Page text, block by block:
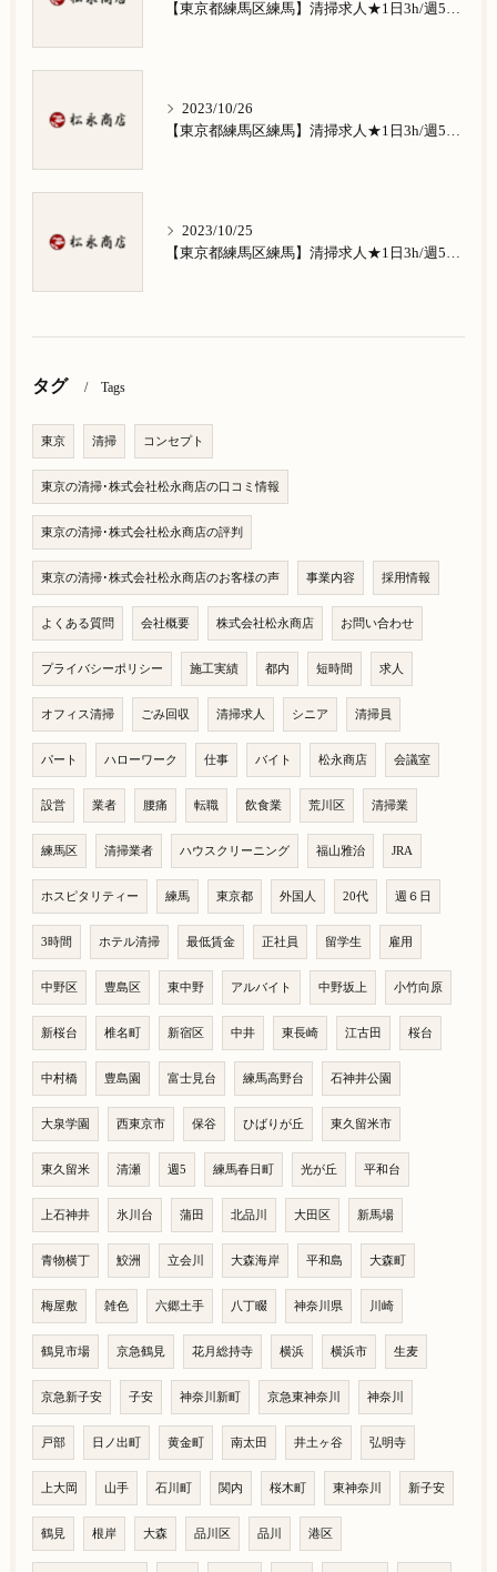
【東京都練馬区練馬】清掃求人★1日3h/週5日/祝日お休み★谷原在住の方歓迎
2023/10/26
【東京都練馬区練馬】清掃求人★1日3h/週5日/祝日お休み★南田中在住の方歓迎
2023/10/25
【東京都練馬区練馬】清掃求人★1日3h/週5日/祝日お休み★南大泉在住の方歓迎
タグ Tags
東京 清掃 コンセプト
東京の清掃･株式会社松永商店の口コミ情報
東京の清掃･株式会社松永商店の評判
東京の清掃･株式会社松永商店のお客様の声 事業内容 採用情報
よくある質問 会社概要 株式会社松永商店 お問い合わせ
プライバシーポリシー 施工実績 都内 短時間 求人
オフィス清掃 ごみ回収 清掃求人 シニア 清掃員
パート ハローワーク 仕事 バイト 松永商店 会議室
設営 業者 腰痛 転職 飲食業 荒川区 清掃業
練馬区 清掃業者 ハウスクリーニング 福山雅治 JRA
ホスピタリティー 練馬 東京都 外国人 20代 週６日
3時間 ホテル清掃 最低賃金 正社員 留学生 雇用
中野区 豊島区 東中野 アルバイト 中野坂上 小竹向原
新桜台 椎名町 新宿区 中井 東長崎 江古田 桜台
中村橋 豊島園 富士見台 練馬高野台 石神井公園
大泉学園 西東京市 保谷 ひばりが丘 東久留米市
東久留米 清瀬 週5 練馬春日町 光が丘 平和台
上石神井 氷川台 蒲田 北品川 大田区 新馬場
青物横丁 鮫洲 立会川 大森海岸 平和島 大森町
梅屋敷 雑色 六郷土手 八丁畷 神奈川県 川崎
鶴見市場 京急鶴見 花月総持寺 横浜 横浜市 生麦
京急新子安 子安 神奈川新町 京急東神奈川 神奈川
戸部 日ノ出町 黄金町 南太田 井土ヶ谷 弘明寺
上大岡 山手 石川町 関内 桜木町 東神奈川 新子安
鶴見 根岸 大森 品川区 品川 港区